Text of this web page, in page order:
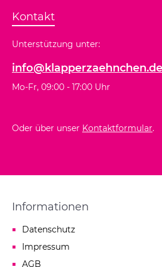
Kontakt
Unterstützung unter:
info@klapperzaehnchen.de
Mo-Fr, 09:00 - 17:00 Uhr
Oder über unser Kontaktformular.
Informationen
Datenschutz
Impressum
AGB